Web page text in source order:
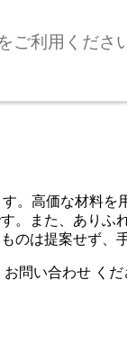
ご利用くださ
。高価な材料
。また、あり
のは提案せず、
お問い合わせ くだ